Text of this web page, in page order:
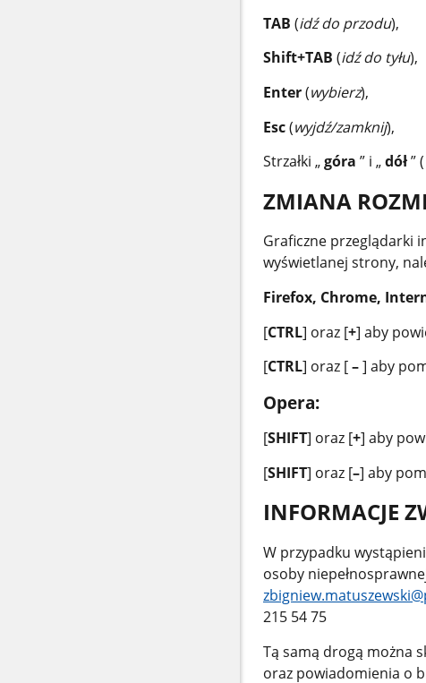
TAB (idź do przodu),
Shift+TAB (idź do tyłu),
Enter(wybierz),
Esc(wyjdź/zamknij),
Strzałki „góra ” i „dół” (
ZMIANA
Graficzne przeglądarki
wyświetlanej strony,
Firefox, Chrome,
[CTRL] oraz [+] aby
[CTRL] oraz [–] aby
Opera:
[SHIFT] oraz [+] aby
[SHIFT] oraz [–] aby
INFORMACJE
W przypadku
osoby
215 54 75
Tą samą drogą można
oraz powiadomienia o